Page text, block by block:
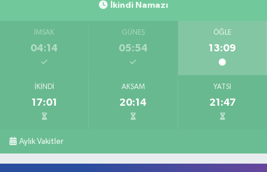
İkindi Namazı
İMSAK
04:14
GÜNEŞ
05:54
ÖĞLE
13:09
İKINDI
17:01
AKŞAM
20:14
YATSI
21:47
Aylık Vakitler